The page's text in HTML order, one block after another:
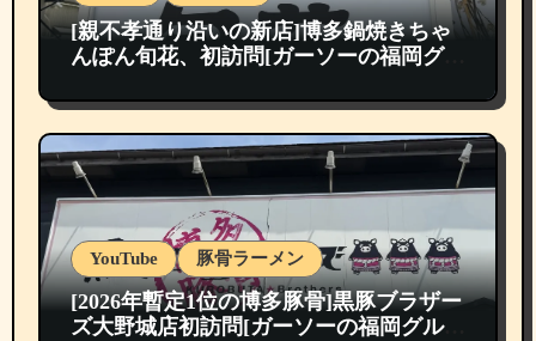
[親不孝通り沿いの新店]博多鍋焼きちゃ
んぽん旬花、初訪問[ガーソーの福岡グル
YouTube 豚骨ラーメン
[2026年暫定1位の博多豚骨]黒豚ブラザー
ズ大野城店初訪問[ガーソーの福岡グルメ